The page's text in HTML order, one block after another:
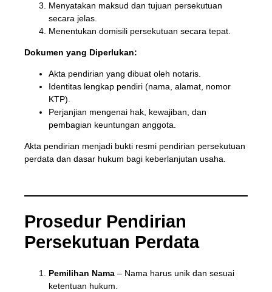
Menyatakan maksud dan tujuan persekutuan
secara jelas.
Menentukan domisili persekutuan secara tepat.
Dokumen yang Diperlukan:
Akta pendirian yang dibuat oleh notaris.
Identitas lengkap pendiri (nama, alamat, nomor
KTP).
Perjanjian mengenai hak, kewajiban, dan
pembagian keuntungan anggota.
Akta pendirian menjadi bukti resmi pendirian persekutuan
perdata dan dasar hukum bagi keberlanjutan usaha.
Prosedur Pendirian
Persekutuan Perdata
Pemilihan Nama– Nama harus unik dan sesuai
ketentuan hukum.